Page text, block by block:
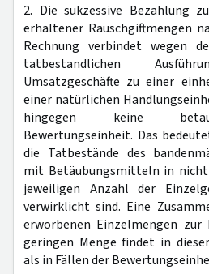
2. Die sukzessive Bezahlung
erhaltener Rauschgiftmengen
Rechnung verbindet wegen
tatbestandlichen
Umsatzgeschäfte zu einer
einer natürlichen
hingegen keine
Bewertungseinheit. Das
die Tatbestände des
mit Betäubungsmitteln in
jeweiligen Anzahl der
verwirklicht sind. Eine
erworbenen Einzelmengen
geringen Menge findet in
als in Fällen der